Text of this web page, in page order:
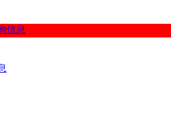
信息